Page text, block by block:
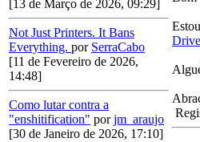
[13 de Março de 2026, 09:29]
Not Just Printers. It Bans
Everything. por SerraCabo
[11 de Fevereiro de 2026,
14:48]
Como lutar contra a
"enshitification" porjm_araujo
[30 de Janeiro de 2026, 17:10]